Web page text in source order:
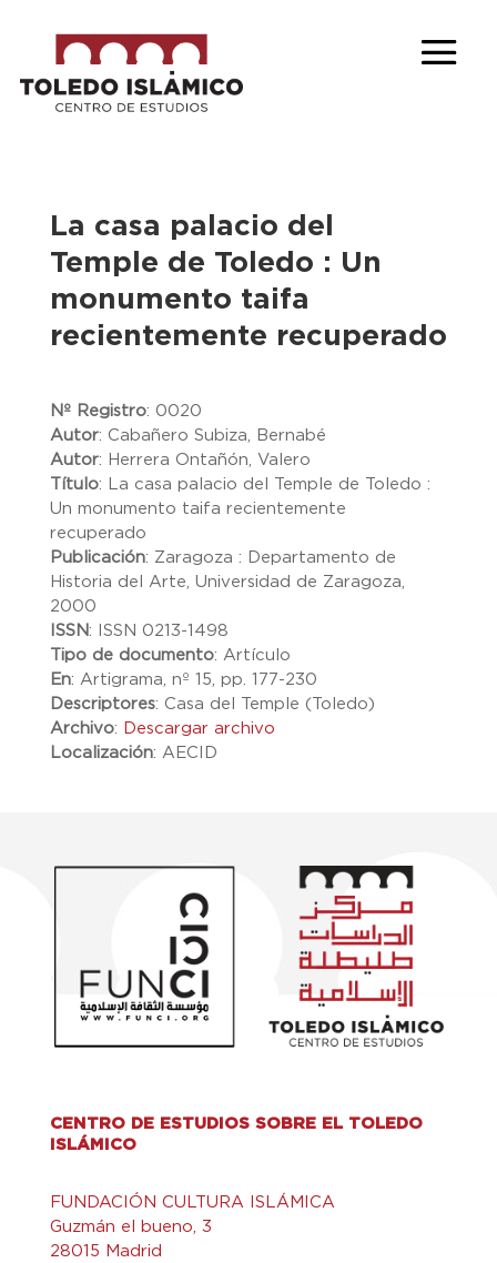
La casa palacio del
Temple de Toledo : Un
monumento taifa
recientemente recuperado
Nº Registro: 0020
Autor: Cabañero Subiza, Bernabé
Autor: Herrera Ontañón, Valero
Título: La casa palacio del Temple de Toledo :
Un monumento taifa recientemente
recuperado
Publicación: Zaragoza : Departamento de
Historia del Arte, Universidad de Zaragoza,
2000
ISSN:
ISSN 0213-1498
Tipo de documento: Artículo
En: Artigrama, nº 15, pp. 177-230
Descriptores: Casa del Temple (Toledo)
Archivo: Descargar archivo
Localización: AECID
CENTRO DE ESTUDIOS SOBRE EL TOLEDO
ISLÁMICO
FUNDACIÓN CULTURA ISLÁMICA
Guzmán el bueno, 3
28015 Madrid